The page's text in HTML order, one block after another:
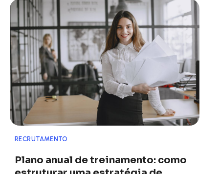
RECRUTAMENTO
Plano anual de treinamento: como